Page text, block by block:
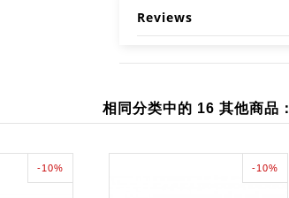
Reviews
相同分类中的 16 其他商品：
-10% -10%